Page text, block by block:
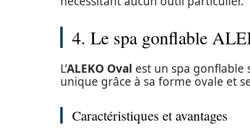
4. Le spa gonflable
L’ALEKO Oval est un spa gonflable
unique grâce à sa forme ovale et
Caractéristiques et avantages